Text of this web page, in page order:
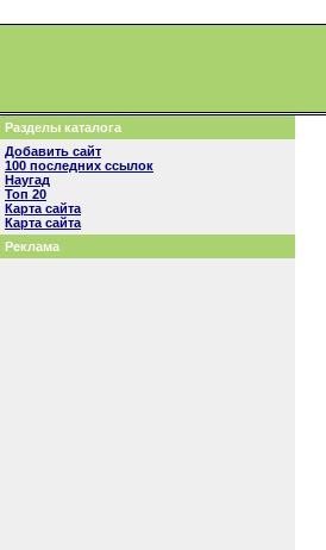
Разделы каталога
Добавить сайт
100 последних ссылок
Наугад
Топ 20
Карта сайта
Карта сайта
Реклама